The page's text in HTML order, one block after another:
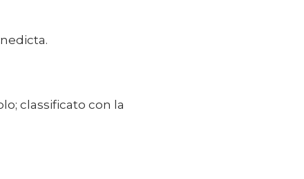
classificato con la